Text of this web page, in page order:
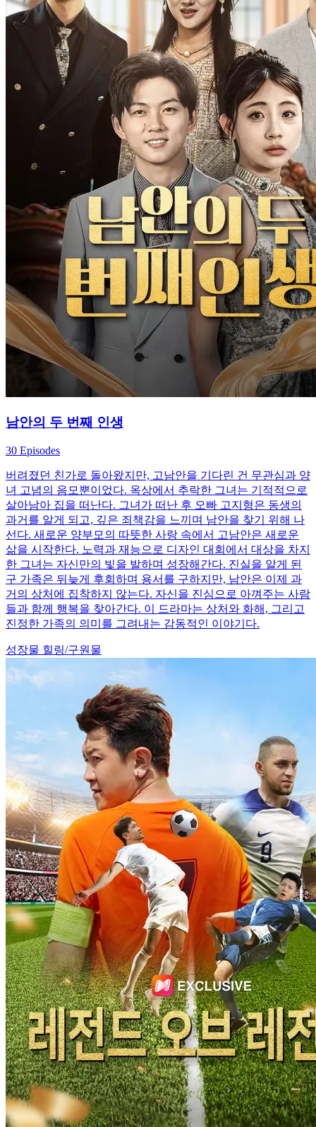
남안의 두 번째 인생
30 Episodes
버려졌던 친가로 돌아왔지만, 고남안을 기다린 건 무관심과 양
녀 고념의 음모뿐이었다. 옥상에서 추락한 그녀는 기적적으로
살아남아 집을 떠난다. 그녀가 떠난 후 오빠 고지형은 동생의
과거를 알게 되고, 깊은 죄책감을 느끼며 남안을 찾기 위해 나
선다. 새로운 양부모의 따뜻한 사랑 속에서 고남안은 새로운
삶을 시작한다. 노력과 재능으로 디자인 대회에서 대상을 차지
한 그녀는 자신만의 빛을 발하며 성장해간다. 진실을 알게 된
구 가족은 뒤늦게 후회하며 용서를 구하지만, 남안은 이제 과
거의 상처에 집착하지 않는다. 자신을 진심으로 아껴주는 사람
들과 함께 행복을 찾아간다. 이 드라마는 상처와 화해, 그리고
진정한 가족의 의미를 그려내는 감동적인 이야기다.
성장물 힐링/구원물